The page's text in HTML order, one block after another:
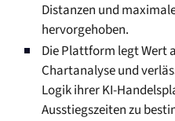
Distanzen und
hervorgehoben.
Die Plattform legt Wert
Chartanalyse und
Logik ihrer KI-
Ausstiegszeiten zu